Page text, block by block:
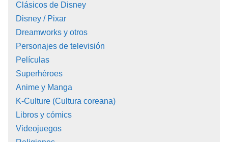
Clásicos de Disney
Disney / Pixar
Dreamworks y otros
Personajes de televisión
Películas
Superhéroes
Anime y Manga
K-Culture (Cultura coreana)
Libros y cómics
Videojuegos